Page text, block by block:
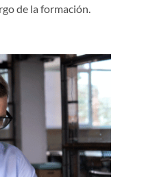
de la formación.